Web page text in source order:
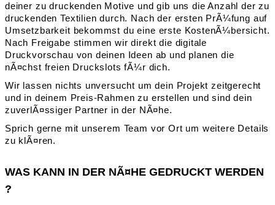
deiner zu druckenden Motive und gib uns die Anzahl der zu
druckenden Textilien durch. Nach der ersten PrÃ¼fung auf
Umsetzbarkeit bekommst du eine erste KostenÃ¼bersicht.
Nach Freigabe stimmen wir direkt die digitale
Druckvorschau von deinen Ideen ab und planen die
nÃ¤chst freien Druckslots fÃ¼r dich.
Wir lassen nichts unversucht um dein Projekt zeitgerecht
und in deinem Preis-Rahmen zu erstellen und sind dein
zuverlÃ¤ssiger Partner in der NÃ¤he.
Sprich gerne mit unserem Team vor Ort um weitere Details
zu klÃ¤ren.
WAS KANN IN DER NÃ¤HE GEDRUCKT WERDEN
?